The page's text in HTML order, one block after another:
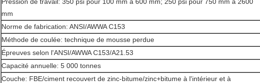
mm
Norme de fabrication: ANSI/AWWA C153
Méthode de coulée: technique de mousse perdue
Épreuves selon l'ANSI/AWWA C153/A21.53
Capacité annuelle: 5 000 tonnes
Couche: FBE/ciment recouvert de zinc-bitume/zinc+bitume à l'intérieur et à